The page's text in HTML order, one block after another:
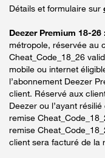
Détails et formulaire sur
Deezer Premium 18-26 :
métropole, réservée au
Cheat_Code_18_26
mobile ou internet
l’abonnement Deezer
client. Réservé aux
Deezer ou l’ayant
remise
remise
client sera facturé de la